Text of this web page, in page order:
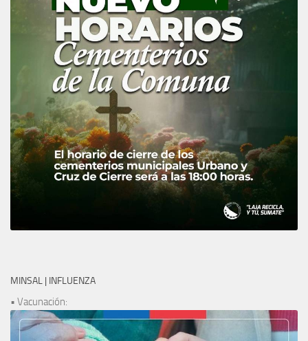
MINSAL | INFLUENZA
• Vacunación: